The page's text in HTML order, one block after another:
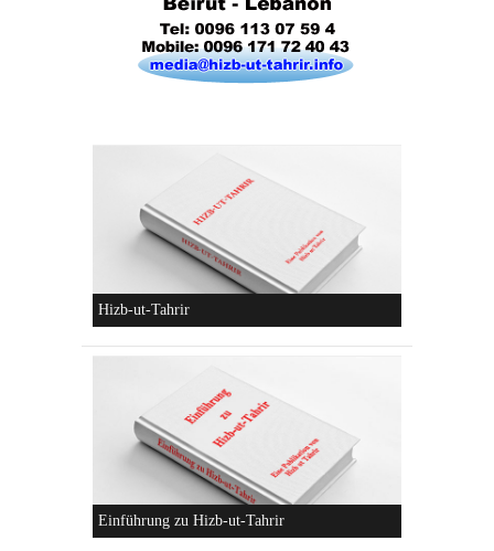
Die parteiliche Blockbildung
Konzeptionen von Hizb-ut-Tahrir